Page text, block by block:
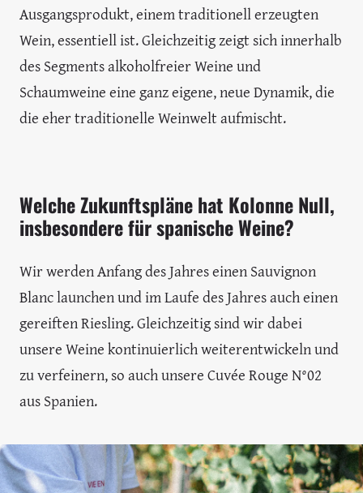
Ausgangsprodukt, einem traditionell erzeugten
Wein, essentiell ist. Gleichzeitig zeigt sich innerhalb
des Segments alkoholfreier Weine und
Schaumweine eine ganz eigene, neue Dynamik, die
die eher traditionelle Weinwelt aufmischt.
Welche Zukunftspläne hat Kolonne Null,
insbesondere für spanische Weine?
Wir werden Anfang des Jahres einen Sauvignon
Blanc launchen und im Laufe des Jahres auch einen
gereiften Riesling. Gleichzeitig sind wir dabei
unsere Weine kontinuierlich weiterentwickeln und
zu verfeinern, so auch unsere Cuvée Rouge N°02
aus Spanien.